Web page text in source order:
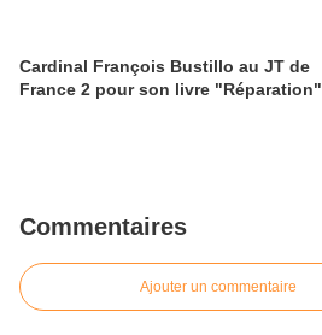
Cardinal François Bustillo au JT de
France 2 pour son livre "Réparation"
Commentaires
Ajouter un commentaire